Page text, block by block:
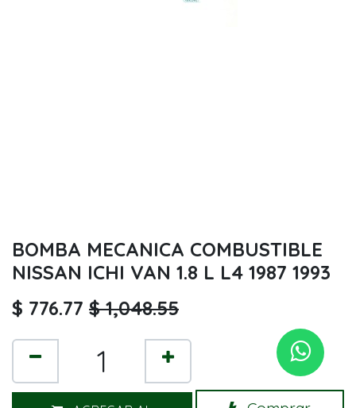
BOMBA MECANICA COMBUSTIBLE
NISSAN ICHI VAN 1.8 L L4 1987 1993
$ 776.77 $1,048.55